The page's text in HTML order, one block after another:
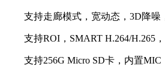
支持走廊模式，宽动态，3D降噪
支持ROI，SMART H.264/H.265
支持256G Micro SD卡，内置MIC